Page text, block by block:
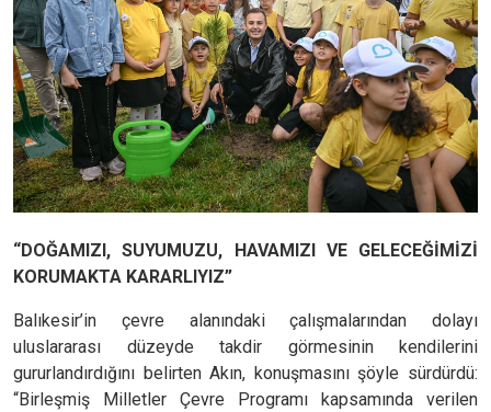
“DOĞAMIZI, SUYUMUZU, HAVAMIZI VE GELECEĞİMİZİ
KORUMAKTA KARARLIYIZ”
Balıkesir’in çevre alanındaki çalışmalarından dolayı
uluslararası düzeyde takdir görmesinin kendilerini
gururlandırdığını belirten Akın, konuşmasını şöyle sürdürdü:
“Birleşmiş Milletler Çevre Programı kapsamında verilen